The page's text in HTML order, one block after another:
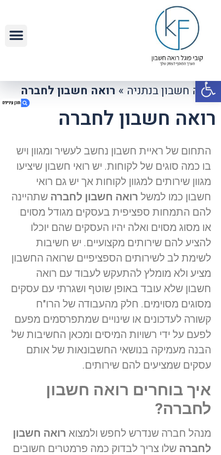
פתח סרגל נגישות
2. לקביעת פגישת ייעוץ ללא התחייבות
3. איך בוחרים רואה חשבון לחברה?
4. צרו קשר עכשיו
5. מה הצורך של חברה ברואה חשבון?
רואה חשבון בנתניה » רואה חשבון לחברה
רואה חשבון לחברה
התחום של ראיית חשבון נחשב לעשיר ומגוון ויש
בו כמה סוגים של לקוחות. יש רואי חשבון שיציעו
מגוון שירותים למגוון לקוחות אך יש גם רואי
חשבון כמו למשל רואה חשבון לחברה שתהיינה
להם התמחות ספציפית בעסקים מגודל מסוים
או מסוג מסוים ואלה יהיו העסקים שהם יוכלו
להציע להם שירותים מקצועיים. יש חשיבות
לשימת לב לשירותים הספציפיים שרואה החשבון
מציע ולא מומלץ להתעקש לעבוד עם רואה
חשבון שלא עובד באופן שוטף ושגרתי עם עסקים
מסוגים מסוימים. חלק מהעבודה של הרו"ח
קשורה לעדכונים או שינויים שמתפרסמים מפעם
לפעם על ידי רשויות המיסים ומכאן החשיבות של
הבנה מעמיקה בנושאי החשבונאות של אותם
עסקים שמציעים להם שירותים.
איך בוחרים רואה חשבון
לחברה?
מנהל חברה שנדרש לחפש ולמצוא רואה חשבון
לחברה שלו צריך לבדוק כמה פרמטרים חשובים